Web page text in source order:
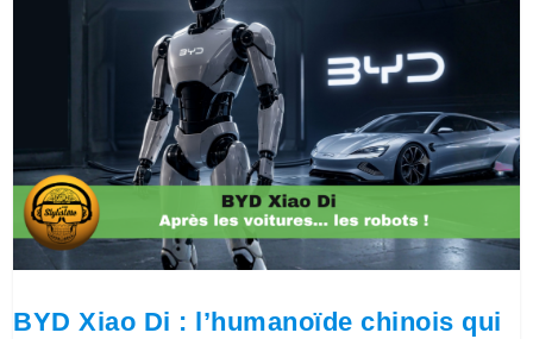
BYD Xiao Di : l’humanoïde chinois qui